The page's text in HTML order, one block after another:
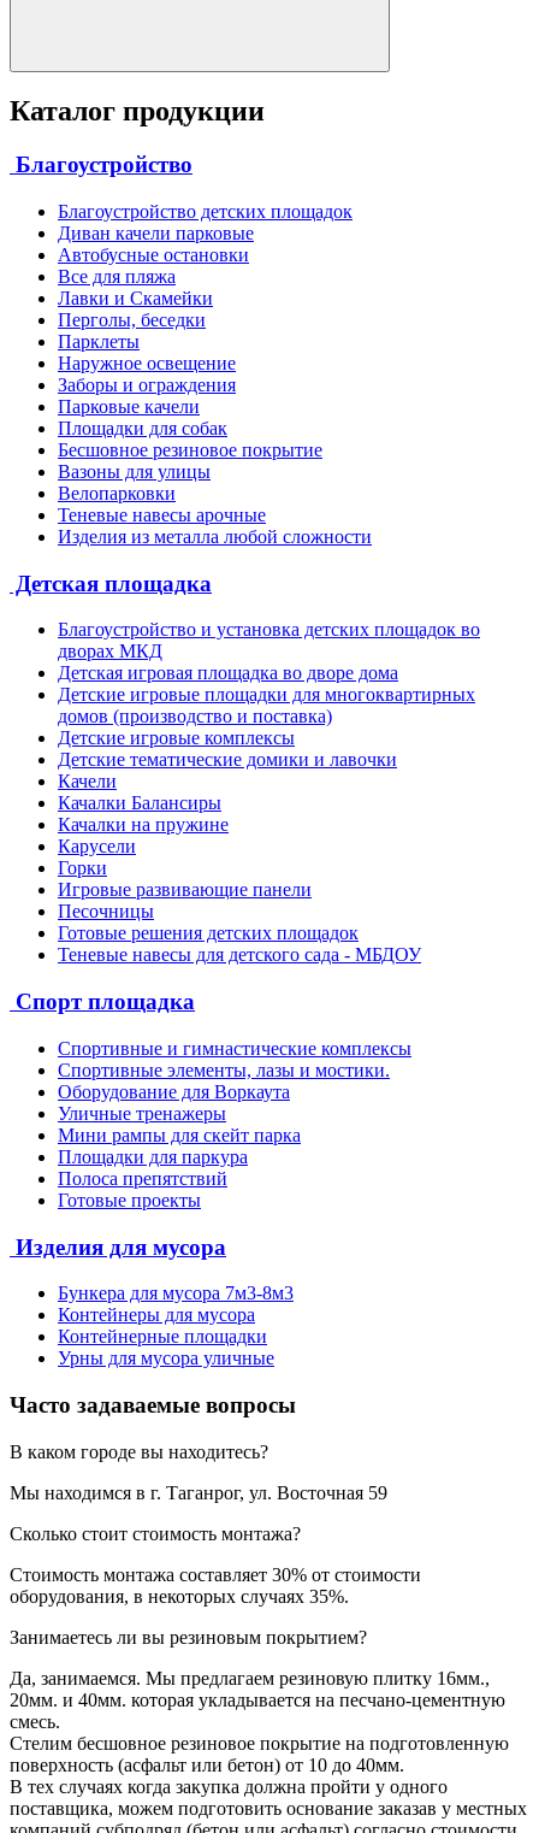
Каталог продукции
Благоустройство
Благоустройство детских площадок
Диван качели парковые
Автобусные остановки
Все для пляжа
Лавки и Скамейки
Перголы, беседки
Парклеты
Наружное освещение
Заборы и ограждения
Парковые качели
Площадки для собак
Бесшовное резиновое покрытие
Вазоны для улицы
Велопарковки
Теневые навесы арочные
Изделия из металла любой сложности
Детская площадка
Благоустройство и установка детских площадок во
дворах МКД
Детская игровая площадка во дворе дома
Детские игровые площадки для многоквартирных
домов (производство и поставка)
Детские игровые комплексы
Детские тематические домики и лавочки
Качели
Качалки Балансиры
Качалки на пружине
Карусели
Горки
Игровые развивающие панели
Песочницы
Готовые решения детских площадок
Теневые навесы для детского сада - МБДОУ
Спорт площадка
Спортивные и гимнастические комплексы
Спортивные элементы, лазы и мостики.
Оборудование для Воркаута
Уличные тренажеры
Мини рампы для скейт парка
Площадки для паркура
Полоса препятствий
Готовые проекты
Изделия для мусора
Бункера для мусора 7м3-8м3
Контейнеры для мусора
Контейнерные площадки
Урны для мусора уличные
Часто задаваемые вопросы
В каком городе вы находитесь?
Мы находимся в г. Таганрог, ул. Восточная 59
Сколько стоит стоимость монтажа?
Стоимость монтажа составляет 30% от стоимости
оборудования, в некоторых случаях 35%.
Занимаетесь ли вы резиновым покрытием?
Да, занимаемся. Мы предлагаем резиновую плитку 16мм.,
20мм. и 40мм. которая укладывается на песчано-цементную
смесь.
Стелим бесшовное резиновое покрытие на подготовленную
поверхность (асфальт или бетон) от 10 до 40мм.
В тех случаях когда закупка должна пройти у одного
поставщика, можем подготовить основание заказав у местных